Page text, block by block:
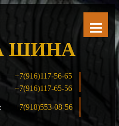
+7(916)117-56-65
+7(916)117-65-56
+7(918)553-08-56
ШИНА